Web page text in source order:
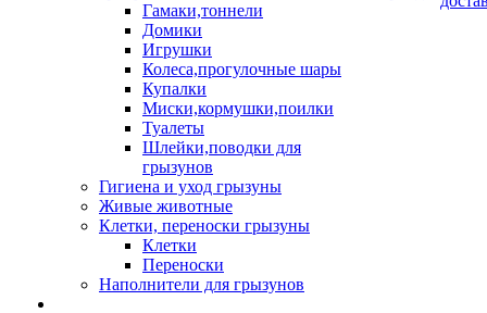
Гамаки,тоннели
Домики
Игрушки
Колеса,прогулочные шары
Купалки
Миски,кормушки,поилки
Туалеты
Шлейки,поводки для
грызунов
Гигиена и уход грызуны
Живые животные
Клетки, переноски грызуны
Клетки
Переноски
Наполнители для грызунов